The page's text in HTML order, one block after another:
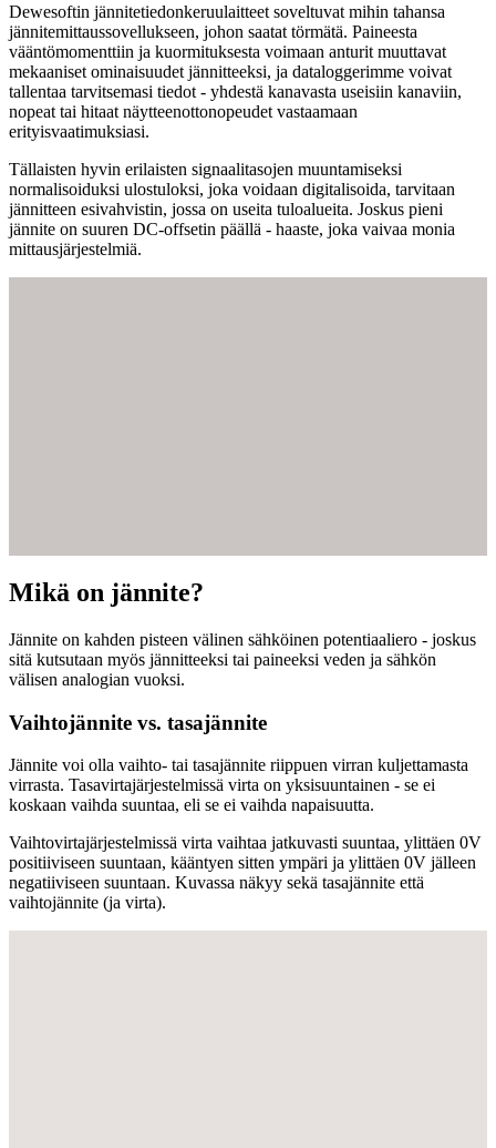
Dewesoftin jännitetiedonkeruulaitteet soveltuvat mihin tahansa
jännitemittaussovellukseen, johon saatat törmätä. Paineesta
vääntömomenttiin ja kuormituksesta voimaan anturit muuttavat
mekaaniset ominaisuudet jännitteeksi, ja dataloggerimme voivat
tallentaa tarvitsemasi tiedot - yhdestä kanavasta useisiin kanaviin,
nopeat tai hitaat näytteenottonopeudet vastaamaan
erityisvaatimuksiasi.
Tällaisten hyvin erilaisten signaalitasojen muuntamiseksi
normalisoiduksi ulostuloksi, joka voidaan digitalisoida, tarvitaan
jännitteen esivahvistin, jossa on useita tuloalueita. Joskus pieni
jännite on suuren DC-offsetin päällä - haaste, joka vaivaa monia
mittausjärjestelmiä.
Mikä on jännite?
Jännite on kahden pisteen välinen sähköinen potentiaaliero - joskus
sitä kutsutaan myös jännitteeksi tai paineeksi veden ja sähkön
välisen analogian vuoksi.
Vaihtojännite vs. tasajännite
Jännite voi olla vaihto- tai tasajännite riippuen virran kuljettamasta
virrasta. Tasavirtajärjestelmissä virta on yksisuuntainen - se ei
koskaan vaihda suuntaa, eli se ei vaihda napaisuutta.
Vaihtovirtajärjestelmissä virta vaihtaa jatkuvasti suuntaa, ylittäen 0V
positiiviseen suuntaan, kääntyen sitten ympäri ja ylittäen 0V jälleen
negatiiviseen suuntaan. Kuvassa näkyy sekä tasajännite että
vaihtojännite (ja virta).